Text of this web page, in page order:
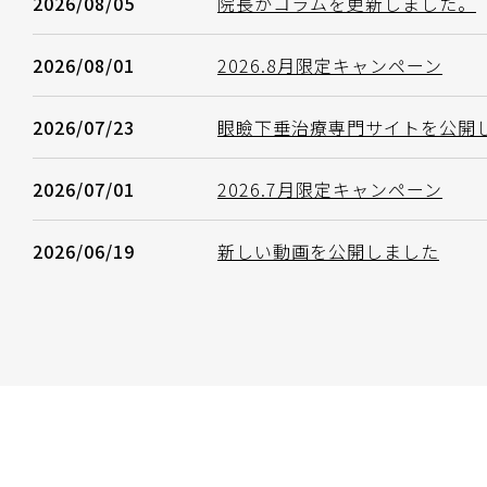
2026/08/01 2026.8月限定キャンペーン
2026/07/23 眼瞼下垂治療専門サイトを公開
2026/07/01 2026.7月限定キャンペーン
2026/06/19 新しい動画を公開しました